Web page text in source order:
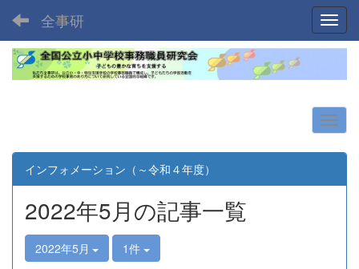
全事研
インフォメーション（～令和４年度）
2022年5月の記事一覧
2022年5月 1件